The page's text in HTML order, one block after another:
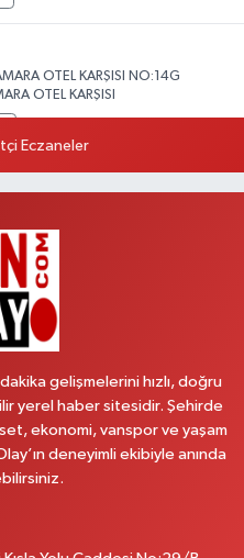
OTEL KARŞISI NO:14G
OTEL KARŞISI
GİYİM YANI NO:1
karşısı (kent park karşısı )
Eczaneler
gelişmelerini hızlı, doğru
yerel haber sitesidir. Şehirde
ekonomi, vanspor ve yaşam
deneyimli ekibiyle anında